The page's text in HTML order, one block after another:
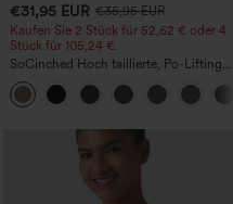
€31,95 EUR €35,95 EUR
Kaufen Sie 2 Stück für 52,62 € oder 4
Stück für 105,24 €.
SoCinched Hoch taillierte, Po-Lifting
7/8-Trainingsleggings mit
Bauchkontrolle und Seitentaschen